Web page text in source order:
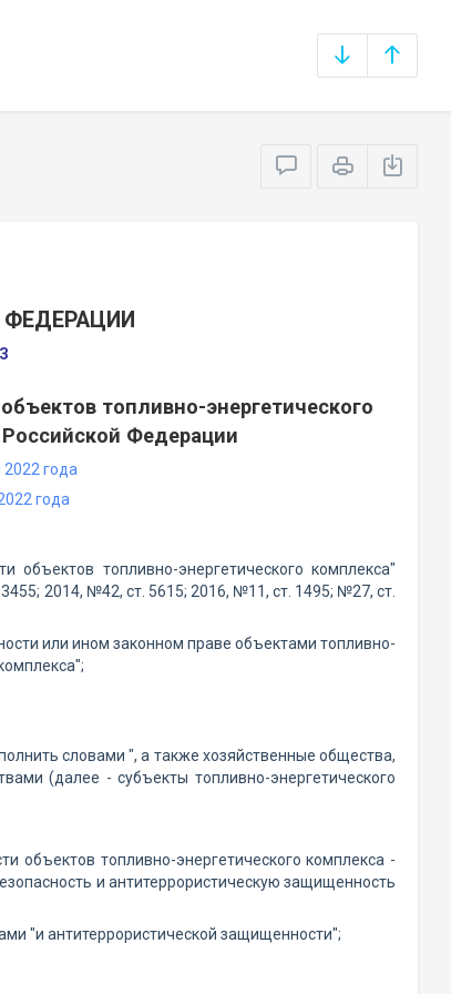
топливно-энергетического
Федерации
года
года
топливно-энергетического комплекса"
2014, №42, ст. 5615; 2016, №11, ст. 1495; №27, ст.
или ином законном праве объектами топливно-
словами ", а также хозяйственные общества,
(далее - субъекты топливно-энергетического
объектов топливно-энергетического комплекса -
и антитеррористическую защищенность
"и антитеррористической защищенности";